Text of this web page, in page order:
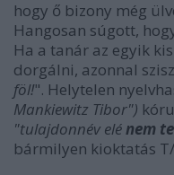
hogy ő bizony még
Hangosan súgott,
Ha a tanár az egyik
dorgálni, azonnal
föl!". Helytelen
Mankiewitz Tibor")
"tulajdonnév elénem
bármilyen kioktatás